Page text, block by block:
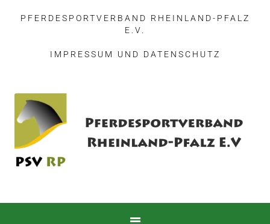
PFERDESPORTVERBAND RHEINLAND-PFALZ
E.V.
IMPRESSUM UND DATENSCHUTZ